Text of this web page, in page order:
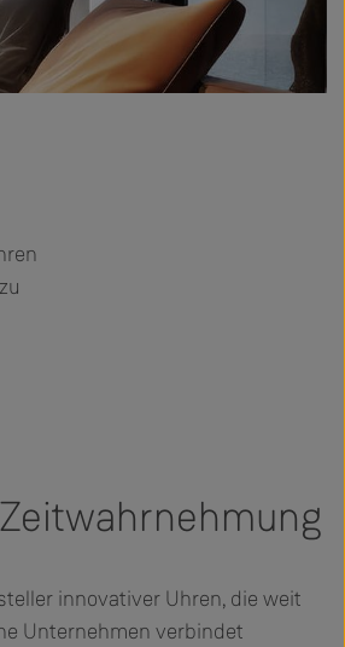
innovativer Uhren, die weit
Unternehmen verbindet